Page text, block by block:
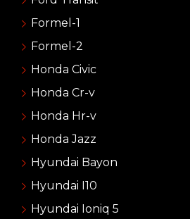
Formel-1
Formel-2
Honda Civic
Honda Cr-v
Honda Hr-v
Honda Jazz
Hyundai Bayon
Hyundai I10
Hyundai Ioniq 5